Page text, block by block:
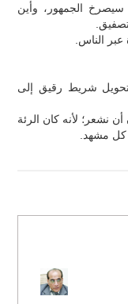
الجمهور، وأين
الناس.
شريط رقيق إلى
أن نشعر؛ لأنه كان الرئة
كل مشهد.